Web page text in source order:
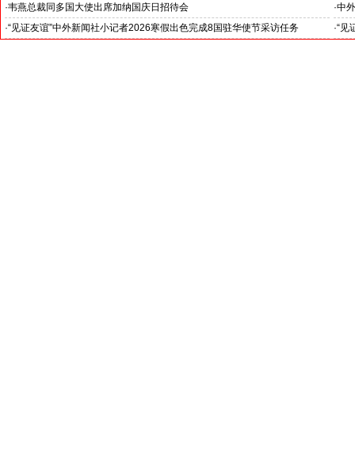
伊朗驻华大使拉赫曼尼·法兹里阁下谈中国两会
对
·韦燕总裁同多国大使出席加纳国庆日招待会 ·中
·“见证友谊”中外新闻社小记者2026寒假出色完成8国驻华使节采访任务
·“见